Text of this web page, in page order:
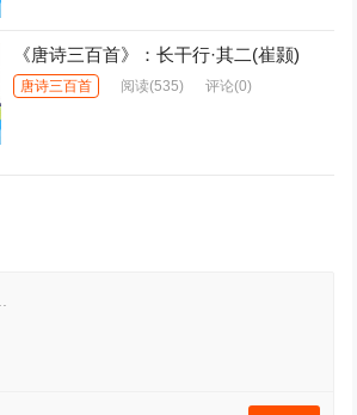
《唐诗三百首》：长干行·其二(崔颢)
唐诗三百首 阅读(535) 评论(0)